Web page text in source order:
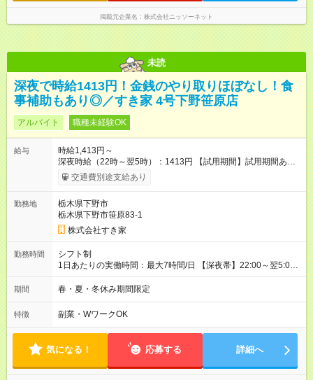
掲載元企業名 株式会社ニッソーネット
未読
深夜で時給1413円！金銭のやり取りほぼなし！食
事補助もあり◎／すき家 4号下野笹原店
アルバイト 職種未経験OK
給与
時給1,413円～
深夜時給（22時～翌5時）：1413円 【試用期間】試用期間あり
試用期間の長さ：1ヶ月 雇用形態、給与は本採用時と同じです。
試用期間の実態は30日（※条件変更なし）ですが、切り上げで
同時給）
交通費別途支給あり
勤務地
栃木県下野市
栃木県下野市笹原83-1
株式会社すき家
勤務時間
シフト制
1日あたりの実働時間：最大7時間/日 【深夜帯】22:00～翌5:00
週2日～・1日2h～OK◎ ※22:00から翌5:00までは18歳以上の方
のみ勤務可能です（18歳未満の深夜業務禁止のため） ★深夜で
す。 必ず、2名以上での勤務を行いますので、安心して働けま
す。
期間 春・夏・冬休み期間限定
特徴 副業・WワークOK
気になる！ 応募する 詳細へ